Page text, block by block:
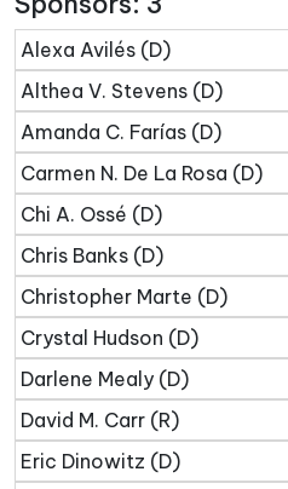
Alexa Avilés (D)
Althea V. Stevens (D)
Amanda C. Farías (D)
Carmen N. De La Rosa (D)
Chi A. Ossé (D)
Chris Banks (D)
Christopher Marte (D)
Crystal Hudson (D)
Darlene Mealy (D)
David M. Carr (R)
Eric Dinowitz (D)